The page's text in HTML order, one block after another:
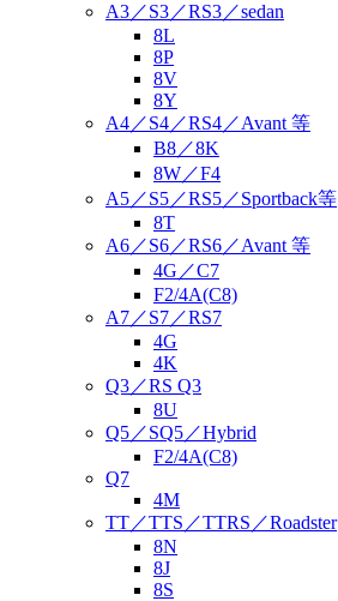
A3／S3／RS3／sedan
8L
8P
8V
8Y
A4／S4／RS4／Avant 等
B8／8K
8W／F4
A5／S5／RS5／Sportback等
8T
A6／S6／RS6／Avant 等
4G／C7
F2/4A(C8)
A7／S7／RS7
4G
4K
Q3／RS Q3
8U
Q5／SQ5／Hybrid
F2/4A(C8)
Q7
4M
TT／TTS／TTRS／Roadster
8N
8J
8S